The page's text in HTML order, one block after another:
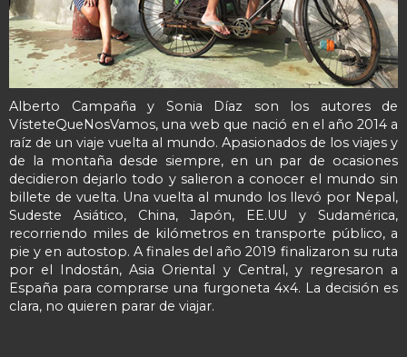
Alberto Campaña y Sonia Díaz son los autores de
VísteteQueNosVamos, una web que nació en el año 2014 a
raíz de un viaje vuelta al mundo. Apasionados de los viajes y
de la montaña desde siempre, en un par de ocasiones
decidieron dejarlo todo y salieron a conocer el mundo sin
billete de vuelta. Una vuelta al mundo los llevó por Nepal,
Sudeste Asiático, China, Japón, EE.UU y Sudamérica,
recorriendo miles de kilómetros en transporte público, a
pie y en autostop. A finales del año 2019 finalizaron su ruta
por el Indostán, Asia Oriental y Central, y regresaron a
España para comprarse una furgoneta 4x4. La decisión es
clara, no quieren parar de viajar.